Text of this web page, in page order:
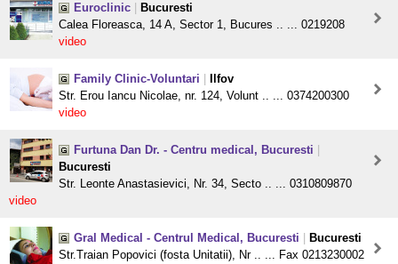
Euroclinic
Bucuresti
Calea Floreasca, 14 A, Sector 1, Bucures .. ... 0219208
video
Family Clinic-Voluntari
Ilfov
Str. Erou Iancu Nicolae, nr. 124, Volunt .. ... 0374200300
video
Furtuna Dan Dr. - Centru medical, Bucuresti
Bucuresti
Str. Leonte Anastasievici, Nr. 34, Secto .. ... 0310809870
video
Gral Medical - Centrul Medical, Bucuresti
Bucuresti
Str.Traian Popovici (fosta Unitatii), Nr .. ... Fax 0213230002